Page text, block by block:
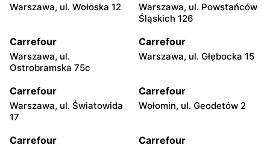
Warszawa, ul. Wołoska 12
Warszawa, ul. Powstańców
Śląskich 126
Carrefour
Warszawa, ul.
Ostrobramska 75c
Carrefour
Warszawa, ul. Głębocka 15
Carrefour
Warszawa, ul. Światowida
17
Carrefour
Wołomin, ul. Geodetów 2
Carrefour Carrefour